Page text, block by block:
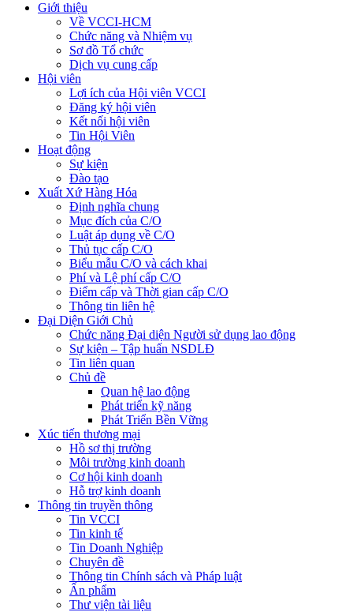
Giới thiệu
Về VCCI-HCM
Chức năng và Nhiệm vụ
Sơ đồ Tổ chức
Dịch vụ cung cấp
Hội viên
Lợi ích của Hội viên VCCI
Đăng ký hội viên
Kết nối hội viên
Tin Hội Viên
Hoạt động
Sự kiện
Đào tạo
Xuất Xứ Hàng Hóa
Định nghĩa chung
Mục đích của C/O
Luật áp dụng về C/O
Thủ tục cấp C/O
Biểu mẫu C/O và cách khai
Phí và Lệ phí cấp C/O
Điểm cấp và Thời gian cấp C/O
Thông tin liên hệ
Đại Diện Giới Chủ
Chức năng Đại diện Người sử dụng lao động
Sự kiện – Tập huấn NSDLĐ
Tin liên quan
Chủ đề
Quan hệ lao động
Phát triển kỹ năng
Phát Triển Bền Vững
Xúc tiến thương mại
Hồ sơ thị trường
Môi trường kinh doanh
Cơ hội kinh doanh
Hỗ trợ kinh doanh
Thông tin truyền thông
Tin VCCI
Tin kinh tế
Tin Doanh Nghiệp
Chuyên đề
Thông tin Chính sách và Pháp luật
Ấn phẩm
Thư viện tài liệu